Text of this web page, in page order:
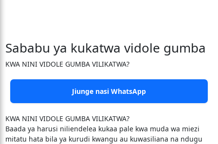
Sababu ya kukatwa vidole gumba
KWA NINI VIDOLE GUMBA VILIKATWA?
Jiunge nasi WhatsApp
KWA NINI VIDOLE GUMBA VILIKATWA?
Baada ya harusi niliendelea kukaa pale kwa muda wa miezi
mitatu hata bila ya kurudi kwangu au kuwasiliana na ndugu